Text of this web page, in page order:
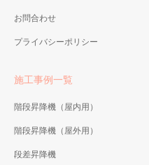
お問合わせ
プライバシーポリシー
施工事例一覧
階段昇降機（屋内用）
階段昇降機（屋外用）
段差昇降機